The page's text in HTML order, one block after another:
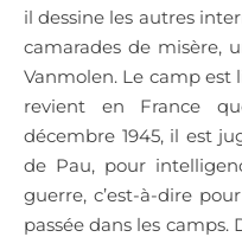
il dessine les autres
camarades de misère,
Vanmolen. Le camp est
revient en France
décembre 1945, il est
de Pau, pour
guerre, c’est-à-dire
passée dans les camps.